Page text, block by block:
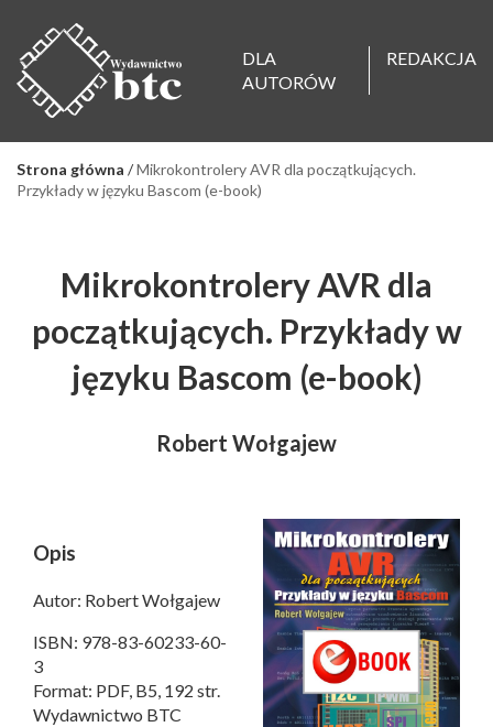
DLA
AUTORÓW
REDAKCJA
Strona główna /Mikrokontrolery AVR dla początkujących.
Przykłady w języku Bascom (e-book)
Mikrokontrolery AVR dla
początkujących. Przykłady w
języku Bascom (e-book)
Robert Wołgajew
Opis
Autor: Robert Wołgajew
ISBN: 978-83-60233-60-
3
Format: PDF, B5, 192 str.
Wydawnictwo BTC